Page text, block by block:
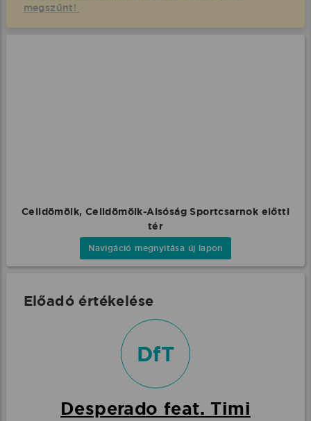
megszűnt!
Celldömölk, Celldömölk-Alsóság Sportcsarnok előtti
tér
Navigáció megnyitása új lapon
Előadó értékelése
DfT
Desperado feat. Timi